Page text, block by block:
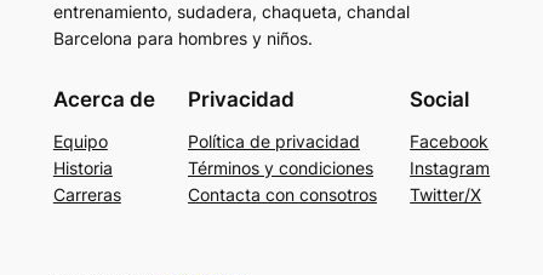
entrenamiento, sudadera, chaqueta, chandal
Barcelona para hombres y niños.
Acerca de
Equipo
Historia
Carreras
Privacidad
Política de privacidad
Términos y condiciones
Contacta con consotros
Social
Facebook
Instagram
Twitter/X